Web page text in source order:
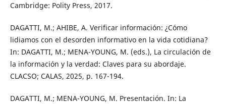
Cambridge: Polity Press, 2017.
DAGATTI, M.; AHIBE, A. Verificar información: ¿Cómo
lidiamos con el desorden informativo en la vida cotidiana?
In: DAGATTI, M.; MENA-YOUNG, M. (eds.), La circulación de
la información y la verdad: Claves para su abordaje.
CLACSO; CALAS, 2025, p. 167-194.
DAGATTI, M.; MENA-YOUNG, M. Presentación. In: La